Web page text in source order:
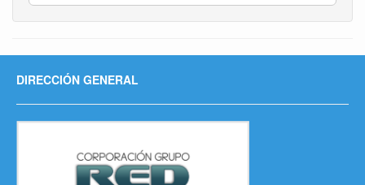
DIRECCIÓN GENERAL